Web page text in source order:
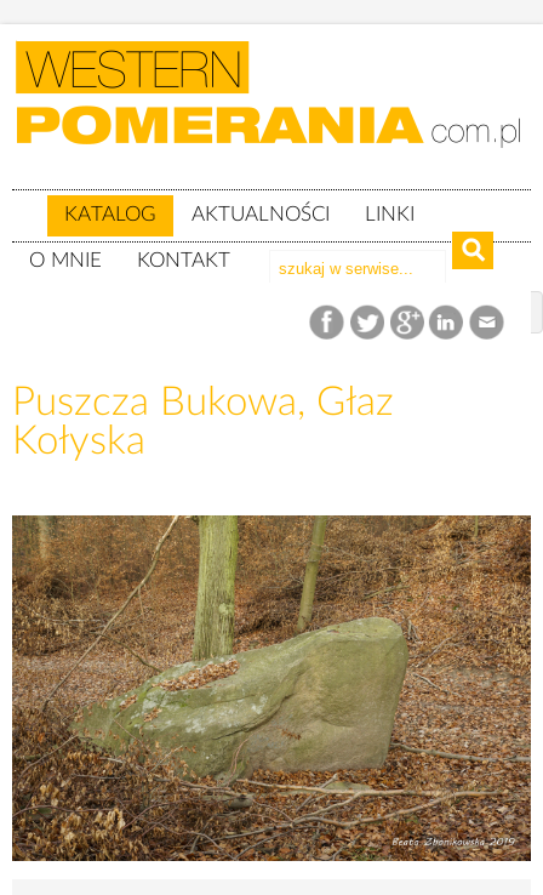
KATALOG AKTUALNOŚCI LINKI
O MNIE KONTAKT
woj. zachodniopomorskie
Puszcza Bukowa, Głaz
Kołyska